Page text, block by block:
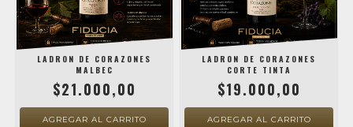
LADRON DE CORAZONES
MALBEC
$21.000,00
LADRON DE CORAZONES
CORTE TINTA
$19.000,00